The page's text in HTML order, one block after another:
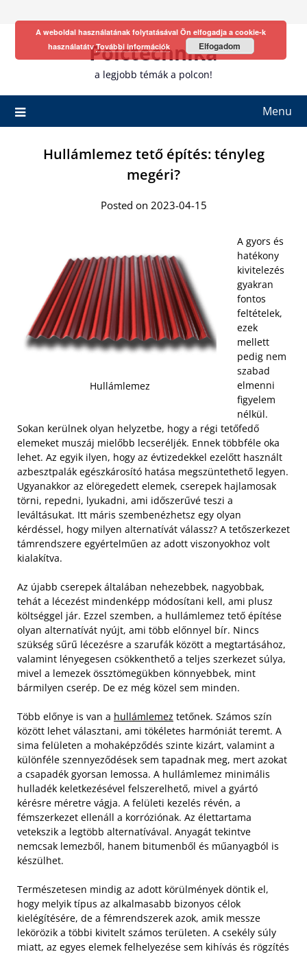
Polctechnika
a legjobb témák a polcon!
Menu
Hullámlemez tető építés: tényleg
megéri?
Posted on 2023-04-15
Hullámlemez
A gyors és
hatékony
kivitelezés
gyakran
fontos
feltételek,
ezek
mellett
pedig nem
szabad
elmenni
figyelem
nélkül.
Sokan kerülnek olyan helyzetbe, hogy a régi tetőfedő
elemeket muszáj mielőbb lecseréljék. Ennek többféle oka
lehet. Az egyik ilyen, hogy az évtizedekkel ezelőtt használt
azbesztpalák egészkárosító hatása megszüntethető legyen.
Ugyanakkor az elöregedett elemek, cserepek hajlamosak
törni, repedni, lyukadni, ami időszerűvé teszi a
leváltásukat. Itt máris szembenézhetsz egy olyan
kérdéssel, hogy milyen alternatívát válassz? A tetőszerkezet
támrendszere egyértelműen az adott viszonyokhoz volt
kialakítva.
Az újabb cserepek általában nehezebbek, nagyobbak,
tehát a lécezést mindenképp módosítani kell, ami plusz
költséggel jár. Ezzel szemben, a hullámlemez tető építése
olyan alternatívát nyújt, ami több előnnyel bír. Nincs
szükség sűrű lécezésre a szarufák között a megtartásához,
valamint lényegesen csökkenthető a teljes szerkezet súlya,
mivel a lemezek össztömegükben könnyebbek, mint
bármilyen cserép. De ez még közel sem minden.
Több előnye is van a hullámlemez tetőnek. Számos szín
között lehet választani, ami tökéletes harmóniát teremt. A
sima felületen a mohaképződés szinte kizárt, valamint a
különféle szennyeződések sem tapadnak meg, mert azokat
a csapadék gyorsan lemossa. A hullámlemez minimális
hulladék keletkezésével felszerelhető, mivel a gyártó
kérésre méretre vágja. A felületi kezelés révén, a
fémszerkezet ellenáll a korróziónak. Az élettartama
vetekszik a legtöbb alternatívával. Anyagát tekintve
nemcsak lemezből, hanem bitumenből és műanyagból is
készülhet.
Természetesen mindig az adott körülmények döntik el,
hogy melyik típus az alkalmasabb bizonyos célok
kielégítésére, de a fémrendszerek azok, amik messze
lekörözik a többi kivitelt számos területen. A csekély súly
miatt, az egyes elemek felhelyezése sem kihívás és rögzítés
A weboldal használatának folytatásával Ön elfogadja a cookie-k
használatátvTovábbi információk Elfogadom